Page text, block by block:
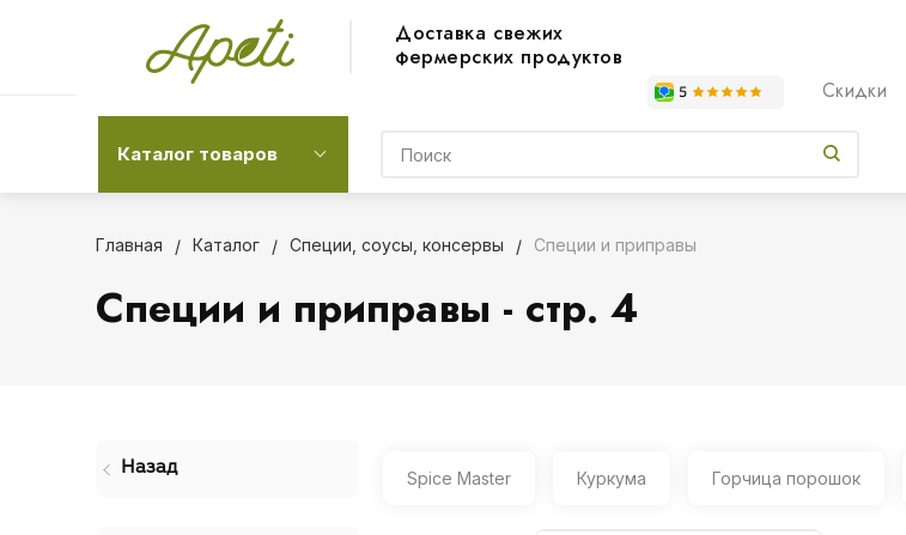
Доставка свежих
фермерских продуктов
Скидки
Каталог товаров
Главная Каталог Специи, соусы, консервы Специи и приправы
Специи и приправы - стр. 4
Назад Spice Master Куркума Горчица порошок